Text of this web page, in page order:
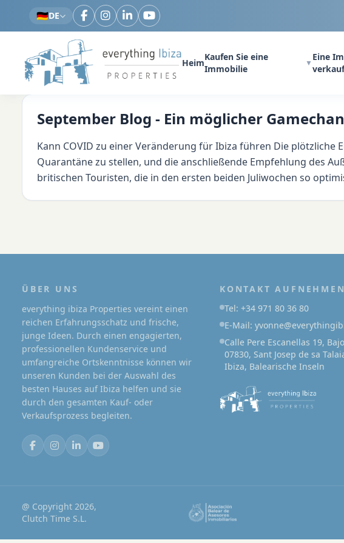
Zum Hauptinhalt springen
🇩🇪DE
Heim
Kaufen Sie eine
Immobilie
▼
Eine
September Blog - Ein möglicher
Kann COVID zu einer Veränderung für Ibiza führen Die
Quarantäne zu stellen, und die anschließende Empfehlung des
britischen Touristen, die in den ersten beiden Juliwochen so
ÜBER UNS
everything ibiza Properties vereint einen
reichen Erfahrungsschatz und frische,
junge Ideen. Durch einen engagierten,
professionellen Kundenservice und
umfangreiche Ortskenntnisse können wir
unseren Kunden bei der Auswahl des
besten Hauses auf Ibiza helfen und sie
durch den gesamten Kauf- oder
Verkaufsprozess begleiten.
KONTAKT AUFNEHMEN
Tel: +34 971 80 36 80
E-Mail:
Calle Pere Escanellas 19,
07830, Sant Josep de sa
Ibiza, Balearische Inseln
@ Copyright 2026,
Clutch Time S.L.